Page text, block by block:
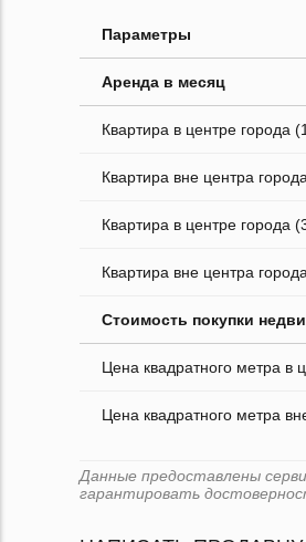
Параметры
Аренда в месяц
Квартира в центре города
Квартира вне центра
Квартира в центре города
Квартира вне центра
Стоимость покупки
Цена квадратного метра в
Цена квадратного метра
Данные предоставлены
гарантировать